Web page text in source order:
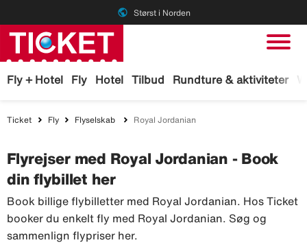
public Størst i Norden
Fly + Hotel Fly Hotel Tilbud Rundture & aktiviteter
Ticket Fly Flyselskab Royal Jordanian
Flyrejser med Royal Jordanian - Book
din flybillet her
Book billige flybilletter med Royal Jordanian. Hos Ticket
booker du enkelt fly med Royal Jordanian. Søg og
sammenlign flypriser her.